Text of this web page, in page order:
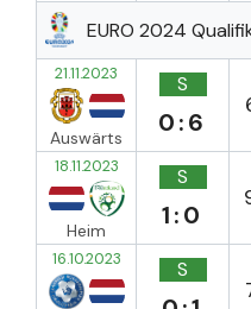
EURO 2024
21.11.2023
Auswärts
S
0:6
18.11.2023
Heim
S
1:0
16.10.2023 S